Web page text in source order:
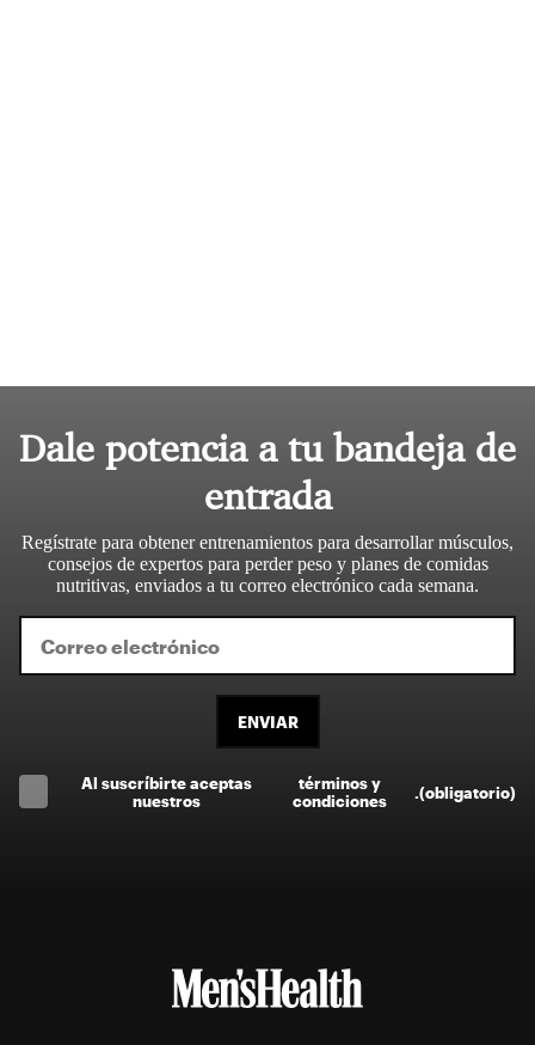
Dale potencia a tu bandeja de
entrada
Regístrate para obtener entrenamientos para desarrollar músculos,
consejos de expertos para perder peso y planes de comidas
nutritivas, enviados a tu correo electrónico cada semana.
ENVIAR
Al suscríbirte aceptas
nuestros
términos y
condiciones
(obligatorio)